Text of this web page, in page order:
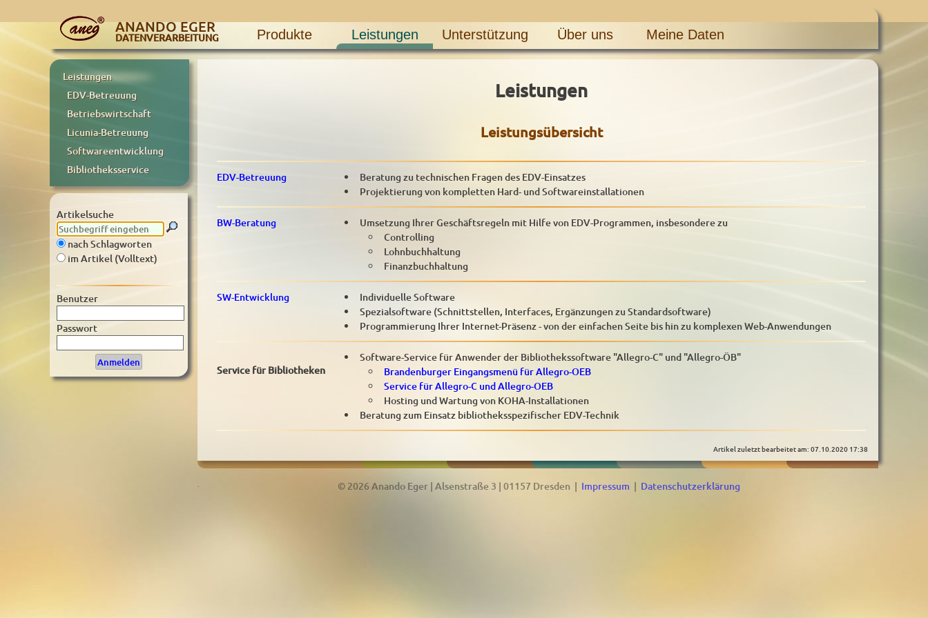
ANANDO EGER
DATENVERARBEITUNG Produkte Leistungen Unterstützung Über uns Meine Daten
Leistungen
EDV-Betreuung
Betriebswirtschaft
Licunia-Betreuung
Softwareentwicklung
Bibliotheksservice
Artikelsuche
nach Schlagworten
im Artikel (Volltext)
Benutzer
Passwort
Leistungen
Leistungsübersicht
EDV-Betreuung
Beratung zu technischen Fragen des EDV-Einsatzes
Projektierung von kompletten Hard- und Softwareinstallationen
BW-Beratung
Umsetzung Ihrer Geschäftsregeln mit Hilfe von EDV-Programmen, insbesondere zu
Controlling
Lohnbuchhaltung
Finanzbuchhaltung
SW-Entwicklung
Individuelle Software
Spezialsoftware (Schnittstellen, Interfaces, Ergänzungen zu Standardsoftware)
Programmierung Ihrer Internet-Präsenz - von der einfachen Seite bis hin zu komplexen Web-Anwendungen
Service für Bibliotheken
Software-Service für Anwender der Bibliothekssoftware "Allegro-C" und "Allegro-ÖB"
Brandenburger Eingangsmenü für Allegro-OEB
Service für Allegro-C und Allegro-OEB
Hosting und Wartung von KOHA-Installationen
Beratung zum Einsatz bibliotheksspezifischer EDV-Technik
Artikel zuletzt bearbeitet am: 07.10.2020 17:38
© 2026 Anando Eger | Alsenstraße 3 | 01157 Dresden | Impressum | Datenschutzerklärung